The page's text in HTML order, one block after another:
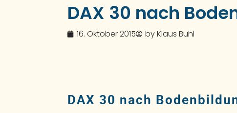
DAX 30 nach
16. Oktober 2015 byKlaus Buhl
DAX 30 nach